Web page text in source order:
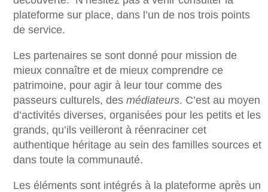
plateforme sur place, dans l’un de nos trois points
de service.
Les partenaires se sont donné pour mission de
mieux connaître et de mieux comprendre ce
patrimoine, pour agir à leur tour comme des
passeurs culturels, des médiateurs. C’est au moyen
d’activités diverses, organisées pour les petits et les
grands, qu’ils veilleront à réenraciner cet
authentique héritage au sein des familles sources et
dans toute la communauté.
Les éléments sont intégrés à la plateforme après un